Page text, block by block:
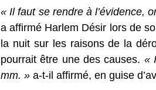
« Il faut se rendre à l’évidence,
a affirmé Harlem Désir lors de
la nuit sur les raisons de la
pourrait être une des causes. «
mm. » a-t-il affirmé, en guise